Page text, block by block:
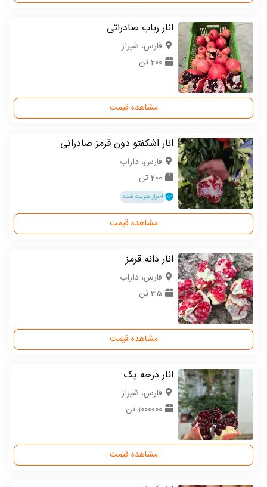
انار رباب صادراتی
فارس، شیراز
200 تن
مشاهده قیمت
انار اشکفتو دون قرمز صادراتی
فارس، داراب
200 تن
احراز هویت شده
مشاهده قیمت
انار دانه قرمز
فارس، داراب
35 تن
مشاهده قیمت
انار درجه یک
فارس، شیراز
1000000 تن
مشاهده قیمت